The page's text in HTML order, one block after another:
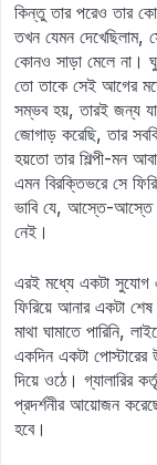
কিন্তু তার পরেও তার
তখন যেমন দেখেছিলাম,
কোনও সাড়া মেলে
তো তাকে সেই আগের
সম্ভব হয়, তারই জন্য
জোগাড় করেছি, তার
হয়তো তার শিল্পী-মন
এমন বিরক্তিভরে সে
ভাবি যে, আস্তে-আস্তে
নেই।
এরই মধ্যে একটা সুযোগ
ফিরিয়ে আনার একটা শেষ
মাথা ঘামাতে পারিনি,
একদিন একটা
দিয়ে ওঠে। গ্যালারির
প্রদর্শনীর আয়োজন
হবে।